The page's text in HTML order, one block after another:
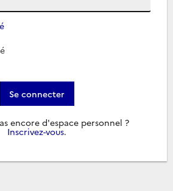
Se connecter
encore d'espace personnel ?
Inscrivez-vous.